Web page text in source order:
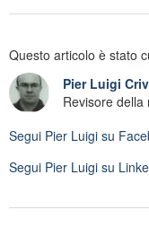
Questo articolo è stato
Pier Luigi
Revisore della
Segui Pier Luigi su
Segui Pier Luigi su